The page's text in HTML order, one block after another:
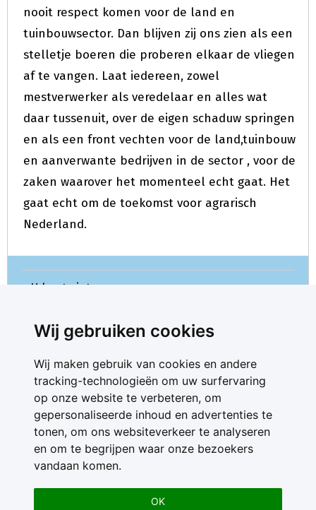
Wij gebruiken cookies
Wij maken gebruik van cookies en andere
tracking-technologieën om uw surfervaring
op onze website te verbeteren, om
gepersonaliseerde inhoud en advertenties te
tonen, om ons websiteverkeer te analyseren
en om te begrijpen waar onze bezoekers
vandaan komen.
OK
nooit respect komen voor de land en
tuinbouwsector. Dan blijven zij ons zien als een
stelletje boeren die proberen elkaar de vliegen
af te vangen. Laat iedereen, zowel
mestverwerker als veredelaar en alles wat
daar tussenuit, over de eigen schaduw springen
en als een front vechten voor de land,tuinbouw
en aanverwante bedrijven in de sector , voor de
zaken waarover het momenteel echt gaat. Het
gaat echt om de toekomst voor agrarisch
Nederland.
U kunt niet meer reageren.
Contact
Feedback
Nieuwsbrief
Adverteren
Gebruikersvoorwaarden
Privacy Statement